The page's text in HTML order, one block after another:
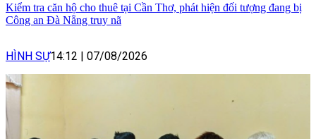
Kiểm tra căn hộ cho thuê tại Cần Thơ, phát hiện đối tượng đang bị
Công an Đà Nẵng truy nã
HÌNH SỰ14:12 | 07/08/2026